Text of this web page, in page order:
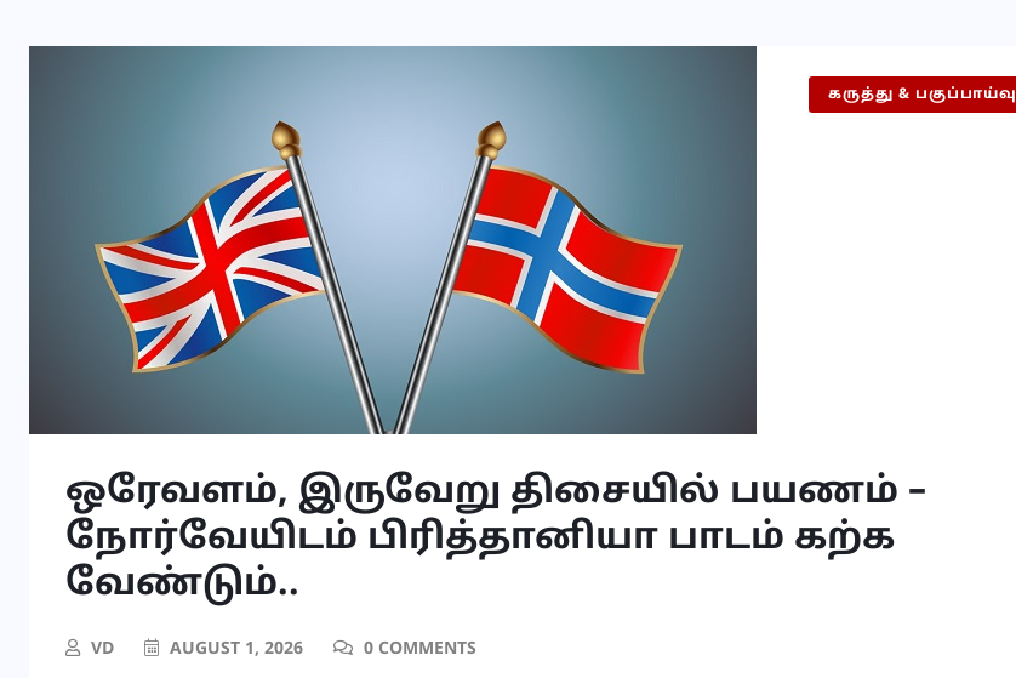
கருத்து & பகுப்பாய்வு
ஒரேவளம், இருவேறு திசையில் பயணம் –
நோர்வேயிடம் பிரித்தானியா பாடம் கற்க
வேண்டும்..
VD AUGUST 1, 2026 0 COMMENTS